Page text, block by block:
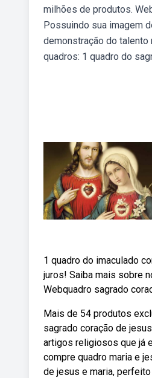
milhões de produtos.
Possuindo sua imagem
demonstração do
quadros: 1 quadro do
1 quadro do imaculado
juros! Saiba mais sobre
Webquadro sagrado
Mais de 54 produtos
sagrado coração de
artigos religiosos que já
compre quadro maria e
de jesus e maria,